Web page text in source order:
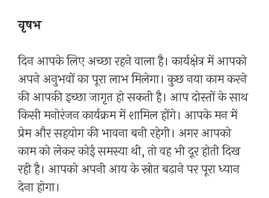
वृषभ
दिन आपके लिए अच्छा रहने वाला है। कार्यक्षेत्र में आपको
अपने अनुभवों का पूरा लाभ मिलेगा। कुछ नया काम करने
की आपकी इच्छा जागृत हो सकती है। आप दोस्तों के साथ
किसी मनोरंजन कार्यक्रम में शामिल होंगे। आपके मन में
प्रेम और सहयोग की भावना बनी रहेगी। अगर आपको
काम को लेकर कोई समस्या थी, तो वह भी दूर होती दिख
रही है। आपको अपनी आय के स्रोत बढ़ाने पर पूरा ध्यान
देना होगा।